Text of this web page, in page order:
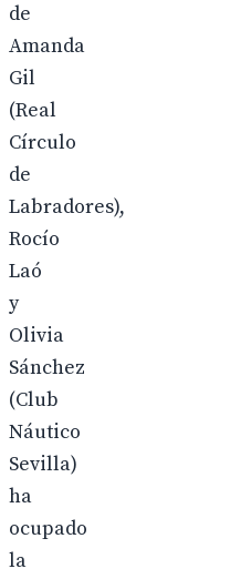
de
Amanda
Gil
(Real
Círculo
de
Labradores),
Rocío
Laó
y
Olivia
Sánchez
(Club
Náutico
Sevilla)
ha
ocupado
la